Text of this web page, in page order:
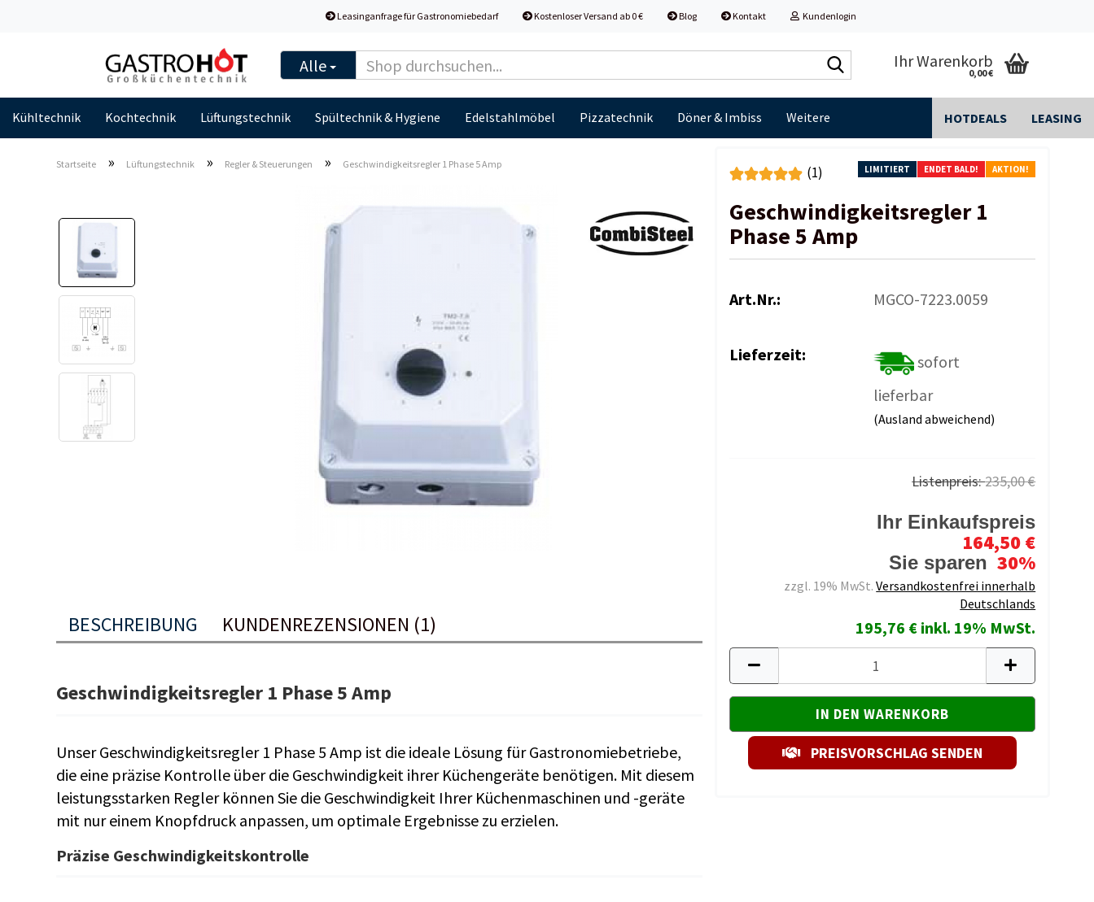
Leasinganfrage für Gastronomiebedarf Kostenloser Versand ab 0 € Blog Kontakt Kundenlogin
Alle
durchsuchen...
Ihr Warenkorb
0,00 €
Kühltechnik Kochtechnik Lüftungstechnik Spültechnik & Hygiene Edelstahlmöbel Pizzatechnik Döner & Imbiss HOTDEALS LEASING
Weitere
Startseite » Lüftungstechnik » Regler & Steuerungen » Geschwindigkeitsregler 1 Phase 5 Amp LIMITIERT ENDET BALD! AKTION!
(1)
Geschwindigkeitsregler 1
Phase 5 Amp
Art.Nr.: MGCO-7223.0059
Lieferzeit:
sofort
lieferbar
(Ausland abweichend)
Listenpreis:235,00 €
Ihr Einkaufspreis
164,50 €
Sie sparen 30%
zzgl. 19% MwSt.Versandkostenfrei innerhalb
Deutschlands
195,76 € inkl. 19% MwSt.
PREISVORSCHLAG SENDEN
BESCHREIBUNG KUNDENREZENSIONEN (1)
Geschwindigkeitsregler 1 Phase 5 Amp
Unser Geschwindigkeitsregler 1 Phase 5 Amp ist die ideale Lösung für Gastronomiebetriebe,
die eine präzise Kontrolle über die Geschwindigkeit ihrer Küchengeräte benötigen. Mit diesem
leistungsstarken Regler können Sie die Geschwindigkeit Ihrer Küchenmaschinen und -geräte
mit nur einem Knopfdruck anpassen, um optimale Ergebnisse zu erzielen.
Präzise Geschwindigkeitskontrolle